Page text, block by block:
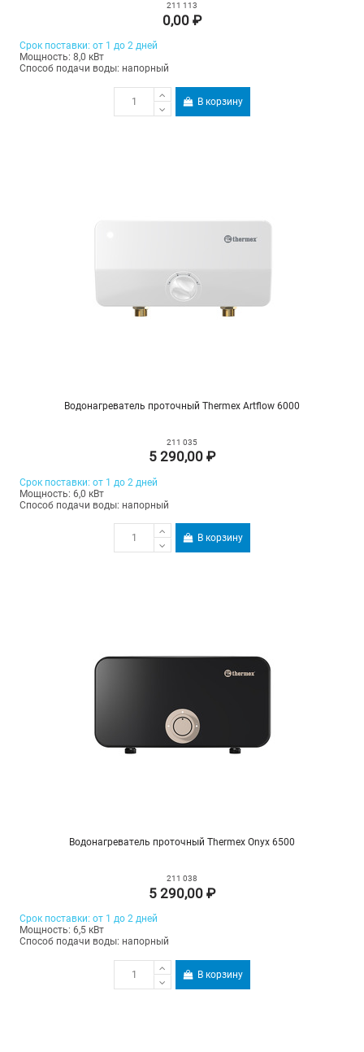
211 113
0,00 ₽
Срок поставки: от 1 до 2 дней
Мощность: 8,0 кВт
Способ подачи воды: напорный
В корзину
Водонагреватель проточный Thermex Artflow 6000
211 035
5 290,00 ₽
Срок поставки: от 1 до 2 дней
Мощность: 6,0 кВт
Способ подачи воды: напорный
В корзину
Водонагреватель проточный Thermex Onyx 6500
211 038
5 290,00 ₽
Срок поставки: от 1 до 2 дней
Мощность: 6,5 кВт
Способ подачи воды: напорный
В корзину